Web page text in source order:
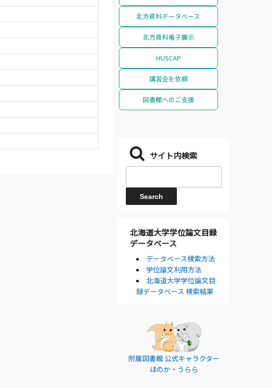
北方資料データベース
北方資料電子展示
HUSCAP
講習会を依頼
図書館へのご支援
サイト内検索
北海道大学学位論文目録
データベース
データベース検索方法
学位論文利用方法
北海道大学学位論文目
録データベース 検索結果
附属図書館 公式キャラクター
ほのか・うらら